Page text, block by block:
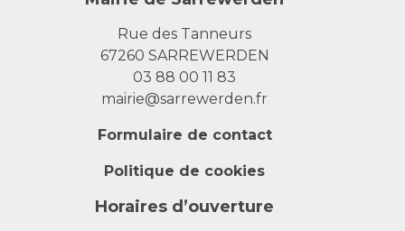
Rue des Tanneurs
67260 SARREWERDEN
03 88 00 11 83
mairie@sarrewerden.fr
Formulaire de contact
Politique de cookies
Horaires d’ouverture